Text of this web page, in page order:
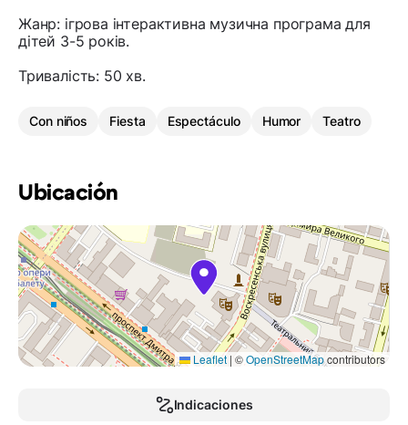
Жанр: ігрова інтерактивна музична програма для
дітей 3-5 років.
Тривалість: 50 хв.
Con niños Fiesta Espectáculo Humor Teatro
Ubicación
Leaflet | ©OpenStreetMapcontributors
Indicaciones